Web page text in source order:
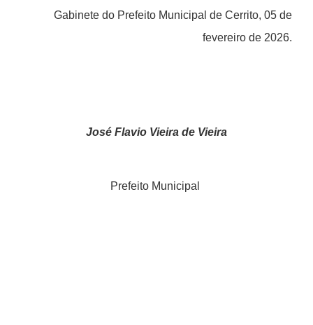
Gabinete do Prefeito Municipal de Cerrito, 05 de
fevereiro de 2026.
José Flavio Vieira de Vieira
Prefeito Municipal